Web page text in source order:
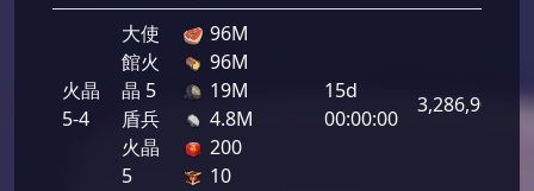
火晶
5-4
大使
館火
晶 5
盾兵
火晶
5
96M
96M
19M
4.8M
200
10
15d
00:00:00
3,286,900